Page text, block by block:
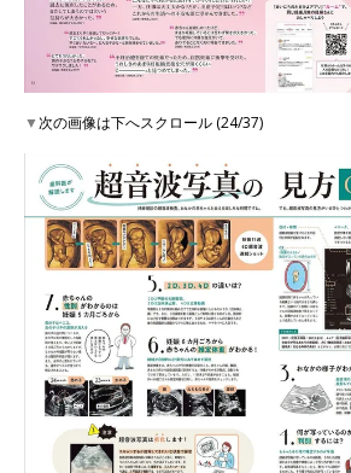
▼次の画像は下へスクロール (24/37)